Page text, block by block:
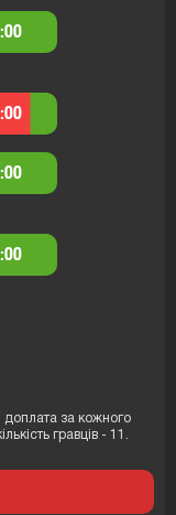
доплата за кожного
гравців - 11.